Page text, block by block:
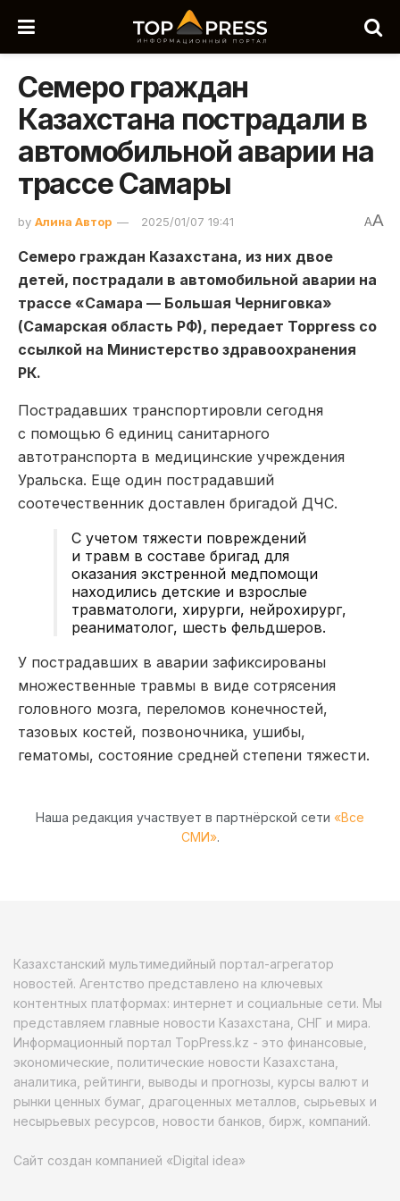
Семеро граждан
Казахстана пострадали в
автомобильной аварии на
трассе Самары
by Алина Автор 2025/01/07 19:41 AA
Семеро граждан Казахстана, из них двое
детей, пострадали в автомобильной аварии на
трассе «Самара — Большая Черниговка»
(Самарская область РФ), передает Toppress со
ссылкой на Министерство здравоохранения
РК.
Пострадавших транспортировли сегодня
с помощью 6 единиц санитарного
автотранспорта в медицинские учреждения
Уральска. Еще один пострадавший
соотечественник доставлен бригадой ДЧС.
С учетом тяжести повреждений
и травм в составе бригад для
оказания экстренной медпомощи
находились детские и взрослые
травматологи, хирурги, нейрохирург,
реаниматолог, шесть фельдшеров.
У пострадавших в аварии зафиксированы
множественные травмы в виде сотрясения
головного мозга, переломов конечностей,
тазовых костей, позвоночника, ушибы,
гематомы, состояние средней степени тяжести.
Наша редакция участвует в партнёрской сети «Все
СМИ».
Казахстанский мультимедийный портал-агрегатор
новостей. Агентство представлено на ключевых
контентных платформах: интернет и социальные сети. Мы
представляем главные новости Казахстана, СНГ и мира.
Информационный портал TopPress.kz - это финансовые,
экономические, политические новости Казахстана,
аналитика, рейтинги, выводы и прогнозы, курсы валют и
рынки ценных бумаг, драгоценных металлов, сырьевых и
несырьевых ресурсов, новости банков, бирж, компаний.
Сайт создан компанией «Digital idea»